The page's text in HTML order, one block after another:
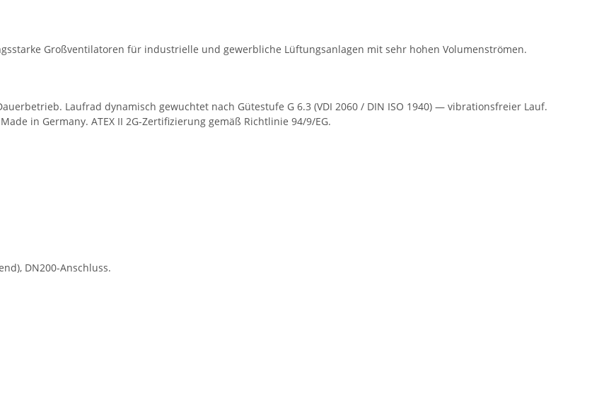
Großventilatoren für industrielle und gewerbliche Lüftungsanlagen mit sehr hohen Volumenströmen.
Laufrad dynamisch gewuchtet nach Gütestufe G 6.3 (VDI 2060 / DIN ISO 1940) — vibrationsfreier Lauf.
in Germany. ATEX II 2G-Zertifizierung gemäß Richtlinie 94/9/EG.
DN200-Anschluss.